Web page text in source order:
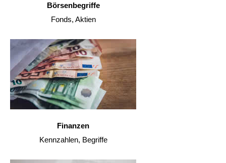
Börsenbegriffe
Fonds, Aktien
Finanzen
Kennzahlen, Begriffe